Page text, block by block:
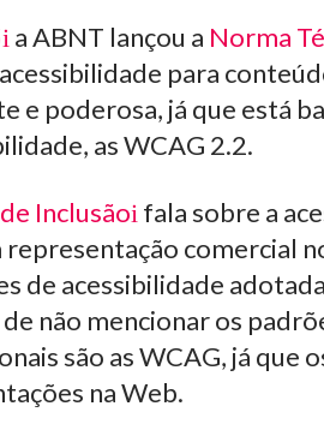
a ABNT lançou a Norma
para
poderosa, já que está
as WCAG 2.2.
Inclusão fala sobre a
comercial
de acessibilidade
não mencionar os
são as WCAG, já que
na Web.